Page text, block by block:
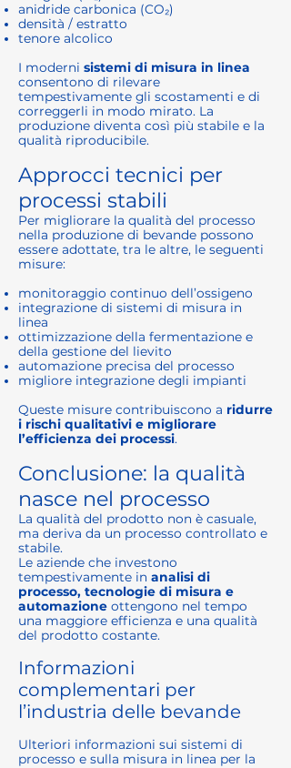
anidride carbonica (CO₂)
densità / estratto
tenore alcolico
I moderni sistemi di misura in linea
consentono di rilevare
tempestivamente gli scostamenti e di
correggerli in modo mirato. La
produzione diventa così più stabile e la
qualità riproducibile.
Approcci tecnici per
processi stabili
Per migliorare la qualità del processo
nella produzione di bevande possono
essere adottate, tra le altre, le seguenti
misure:
monitoraggio continuo dell’ossigeno
integrazione di sistemi di misura in
linea
ottimizzazione della fermentazione e
della gestione del lievito
automazione precisa del processo
migliore integrazione degli impianti
Queste misure contribuiscono a ridurre
i rischi qualitativi e migliorare
l’efficienza dei processi.
Conclusione: la qualità
nasce nel processo
La qualità del prodotto non è casuale,
ma deriva da un processo controllato e
stabile.
Le aziende che investono
tempestivamente in analisi di
processo, tecnologie di misura e
automazione ottengono nel tempo
una maggiore efficienza e una qualità
del prodotto costante.
Informazioni
complementari per
l’industria delle bevande
Ulteriori informazioni sui sistemi di
processo e sulla misura in linea per la